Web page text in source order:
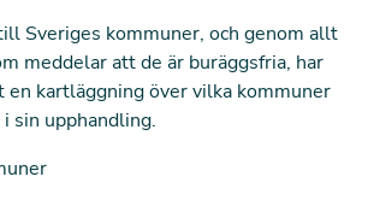
Sveriges kommuner, och genom allt
meddelar att de är buräggsfria, har
en kartläggning över vilka kommuner
sin upphandling.